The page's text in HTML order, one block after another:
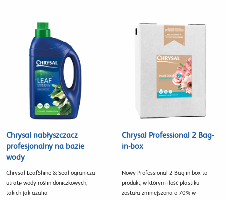
Chrysal nabłyszczacz
profesjonalny na bazie
wody
Chrysal LeafShine & Seal ogranicza
utratę wody roślin doniczkowych,
takich jak azalia
Chrysal Professional 2 Bag-
in-box
Nowy Professional 2 Bag-in-box to
produkt, w którym ilość plastiku
została zmniejszona o 70% w